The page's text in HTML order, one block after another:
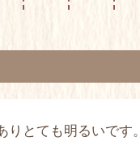
とても明るいです。